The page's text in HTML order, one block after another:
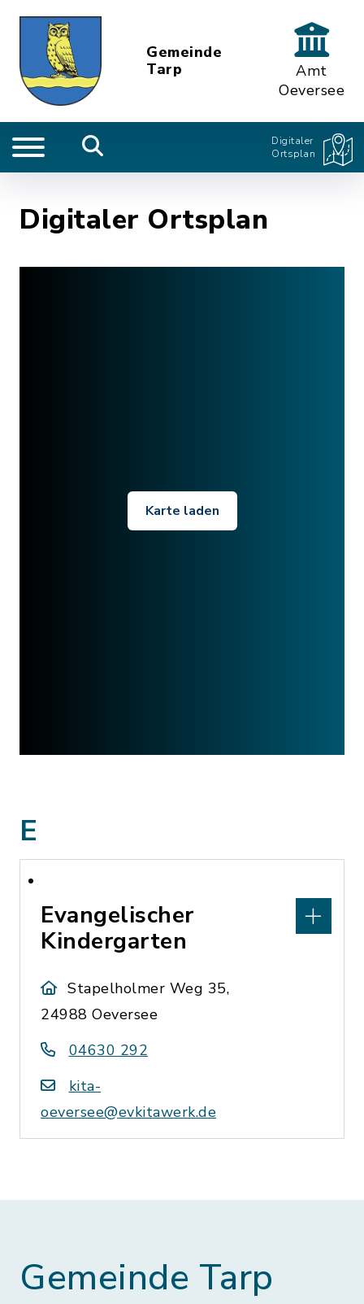
Gemeinde
Tarp
Amt
Oeversee
Digitaler
Ortsplan
Digitaler Ortsplan
Karte laden
E
Evangelischer
Kindergarten
Stapelholmer Weg 35,
24988 Oeversee
04630 292
kita-
oeversee@evkitawerk.de
Gemeinde Tarp